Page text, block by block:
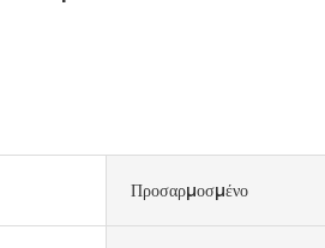
Προσαρμοσμένο